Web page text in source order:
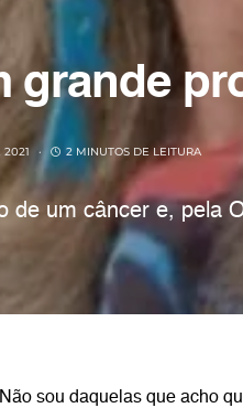
grande
2021 2 MINUTOS DE LEITURA
de um câncer e, pela
Não sou daquelas que acho